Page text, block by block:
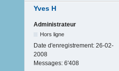
Yves H
Administrateur
Hors ligne
Date d'enregistrement: 26-02-
2008
Messages: 6'408